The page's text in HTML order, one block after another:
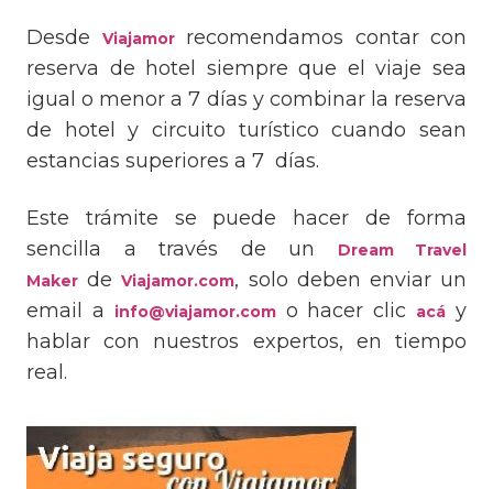
Desde Viajamorrecomendamos contar con
reserva de hotel siempre que el viaje sea
igual o menor a 7 días y combinar la reserva
de hotel y circuito turístico cuando sean
estancias superiores a 7 días.
Este trámite se puede hacer de forma
sencilla a través de un
Dream Travel
Maker deViajamor.com, solo deben enviar un
email a
info@viajamor.como hacer clic acá y
hablar con nuestros expertos, en tiempo
real.